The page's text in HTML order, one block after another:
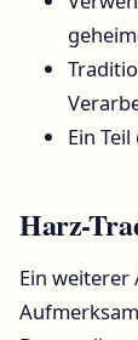
Ein
Harz-
Ein weiterer